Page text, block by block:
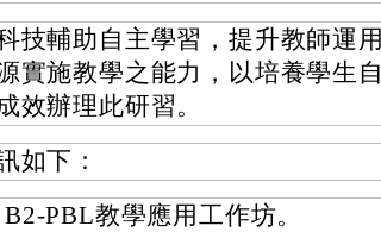
技輔助自主學習，提升教師運
實施教學之能力，以培養學生
效辦理此研習。
如下：
PBL教學應用工作坊。